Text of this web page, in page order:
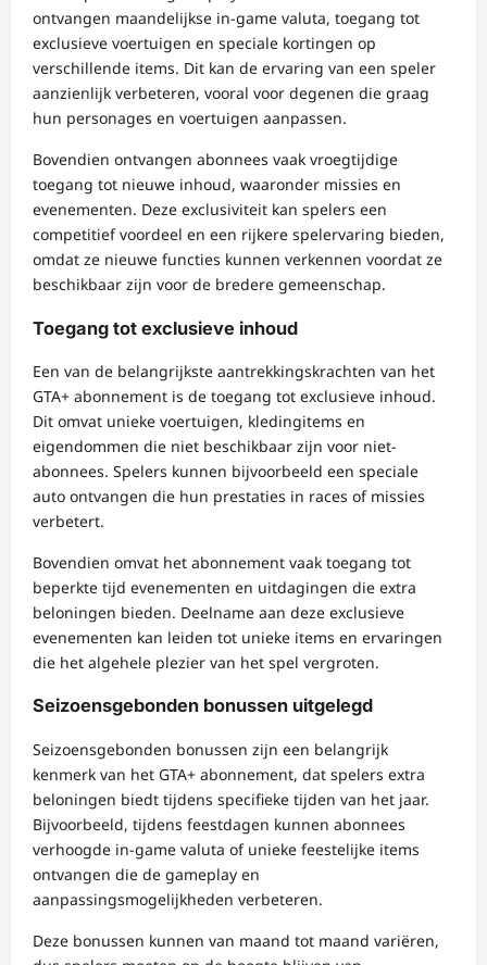
ontvangen maandelijkse in-game valuta, toegang tot
exclusieve voertuigen en speciale kortingen op
verschillende items. Dit kan de ervaring van een speler
aanzienlijk verbeteren, vooral voor degenen die graag
hun personages en voertuigen aanpassen.
Bovendien ontvangen abonnees vaak vroegtijdige
toegang tot nieuwe inhoud, waaronder missies en
evenementen. Deze exclusiviteit kan spelers een
competitief voordeel en een rijkere spelervaring bieden,
omdat ze nieuwe functies kunnen verkennen voordat ze
beschikbaar zijn voor de bredere gemeenschap.
Toegang tot exclusieve inhoud
Een van de belangrijkste aantrekkingskrachten van het
GTA+ abonnement is de toegang tot exclusieve inhoud.
Dit omvat unieke voertuigen, kledingitems en
eigendommen die niet beschikbaar zijn voor niet-
abonnees. Spelers kunnen bijvoorbeeld een speciale
auto ontvangen die hun prestaties in races of missies
verbetert.
Bovendien omvat het abonnement vaak toegang tot
beperkte tijd evenementen en uitdagingen die extra
beloningen bieden. Deelname aan deze exclusieve
evenementen kan leiden tot unieke items en ervaringen
die het algehele plezier van het spel vergroten.
Seizoensgebonden bonussen uitgelegd
Seizoensgebonden bonussen zijn een belangrijk
kenmerk van het GTA+ abonnement, dat spelers extra
beloningen biedt tijdens specifieke tijden van het jaar.
Bijvoorbeeld, tijdens feestdagen kunnen abonnees
verhoogde in-game valuta of unieke feestelijke items
ontvangen die de gameplay en
aanpassingsmogelijkheden verbeteren.
Deze bonussen kunnen van maand tot maand variëren,